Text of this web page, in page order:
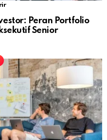
Peran Portfolio
Senior